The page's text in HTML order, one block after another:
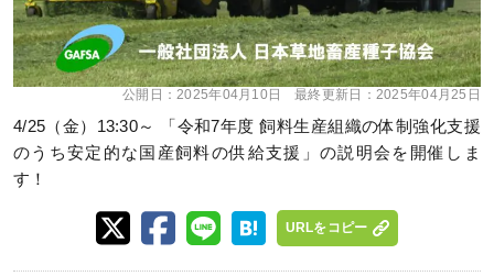
公開日：2025年04月10日 最終更新日： 2025年04月25日
4/25（金）13:30～ 「令和7年度 飼料生産組織の体制強化支援
のうち安定的な国産飼料の供給支援」の説明会を開催しま
す！
URLをコピー